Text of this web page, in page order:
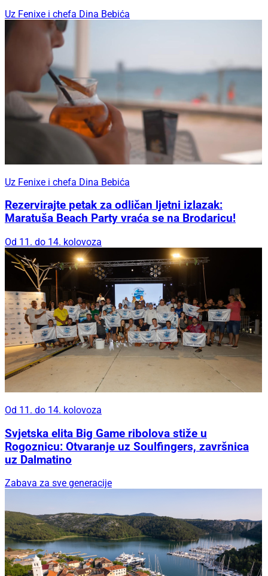
Uz Fenixe i chefa Dina Bebića
Uz Fenixe i chefa Dina Bebića
Rezervirajte petak za odličan ljetni izlazak:
Maratuša Beach Party vraća se na Brodaricu!
Od 11. do 14. kolovoza
Od 11. do 14. kolovoza
Svjetska elita Big Game ribolova stiže u
Rogoznicu: Otvaranje uz Soulfingers, završnica
uz Dalmatino
Zabava za sve generacije